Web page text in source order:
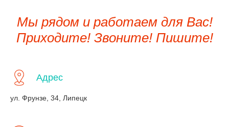
Мы рядом и работаем для Вас!
Приходите! Звоните! Пишите!
Адрес
ул. Фрунзе, 34, Липецк